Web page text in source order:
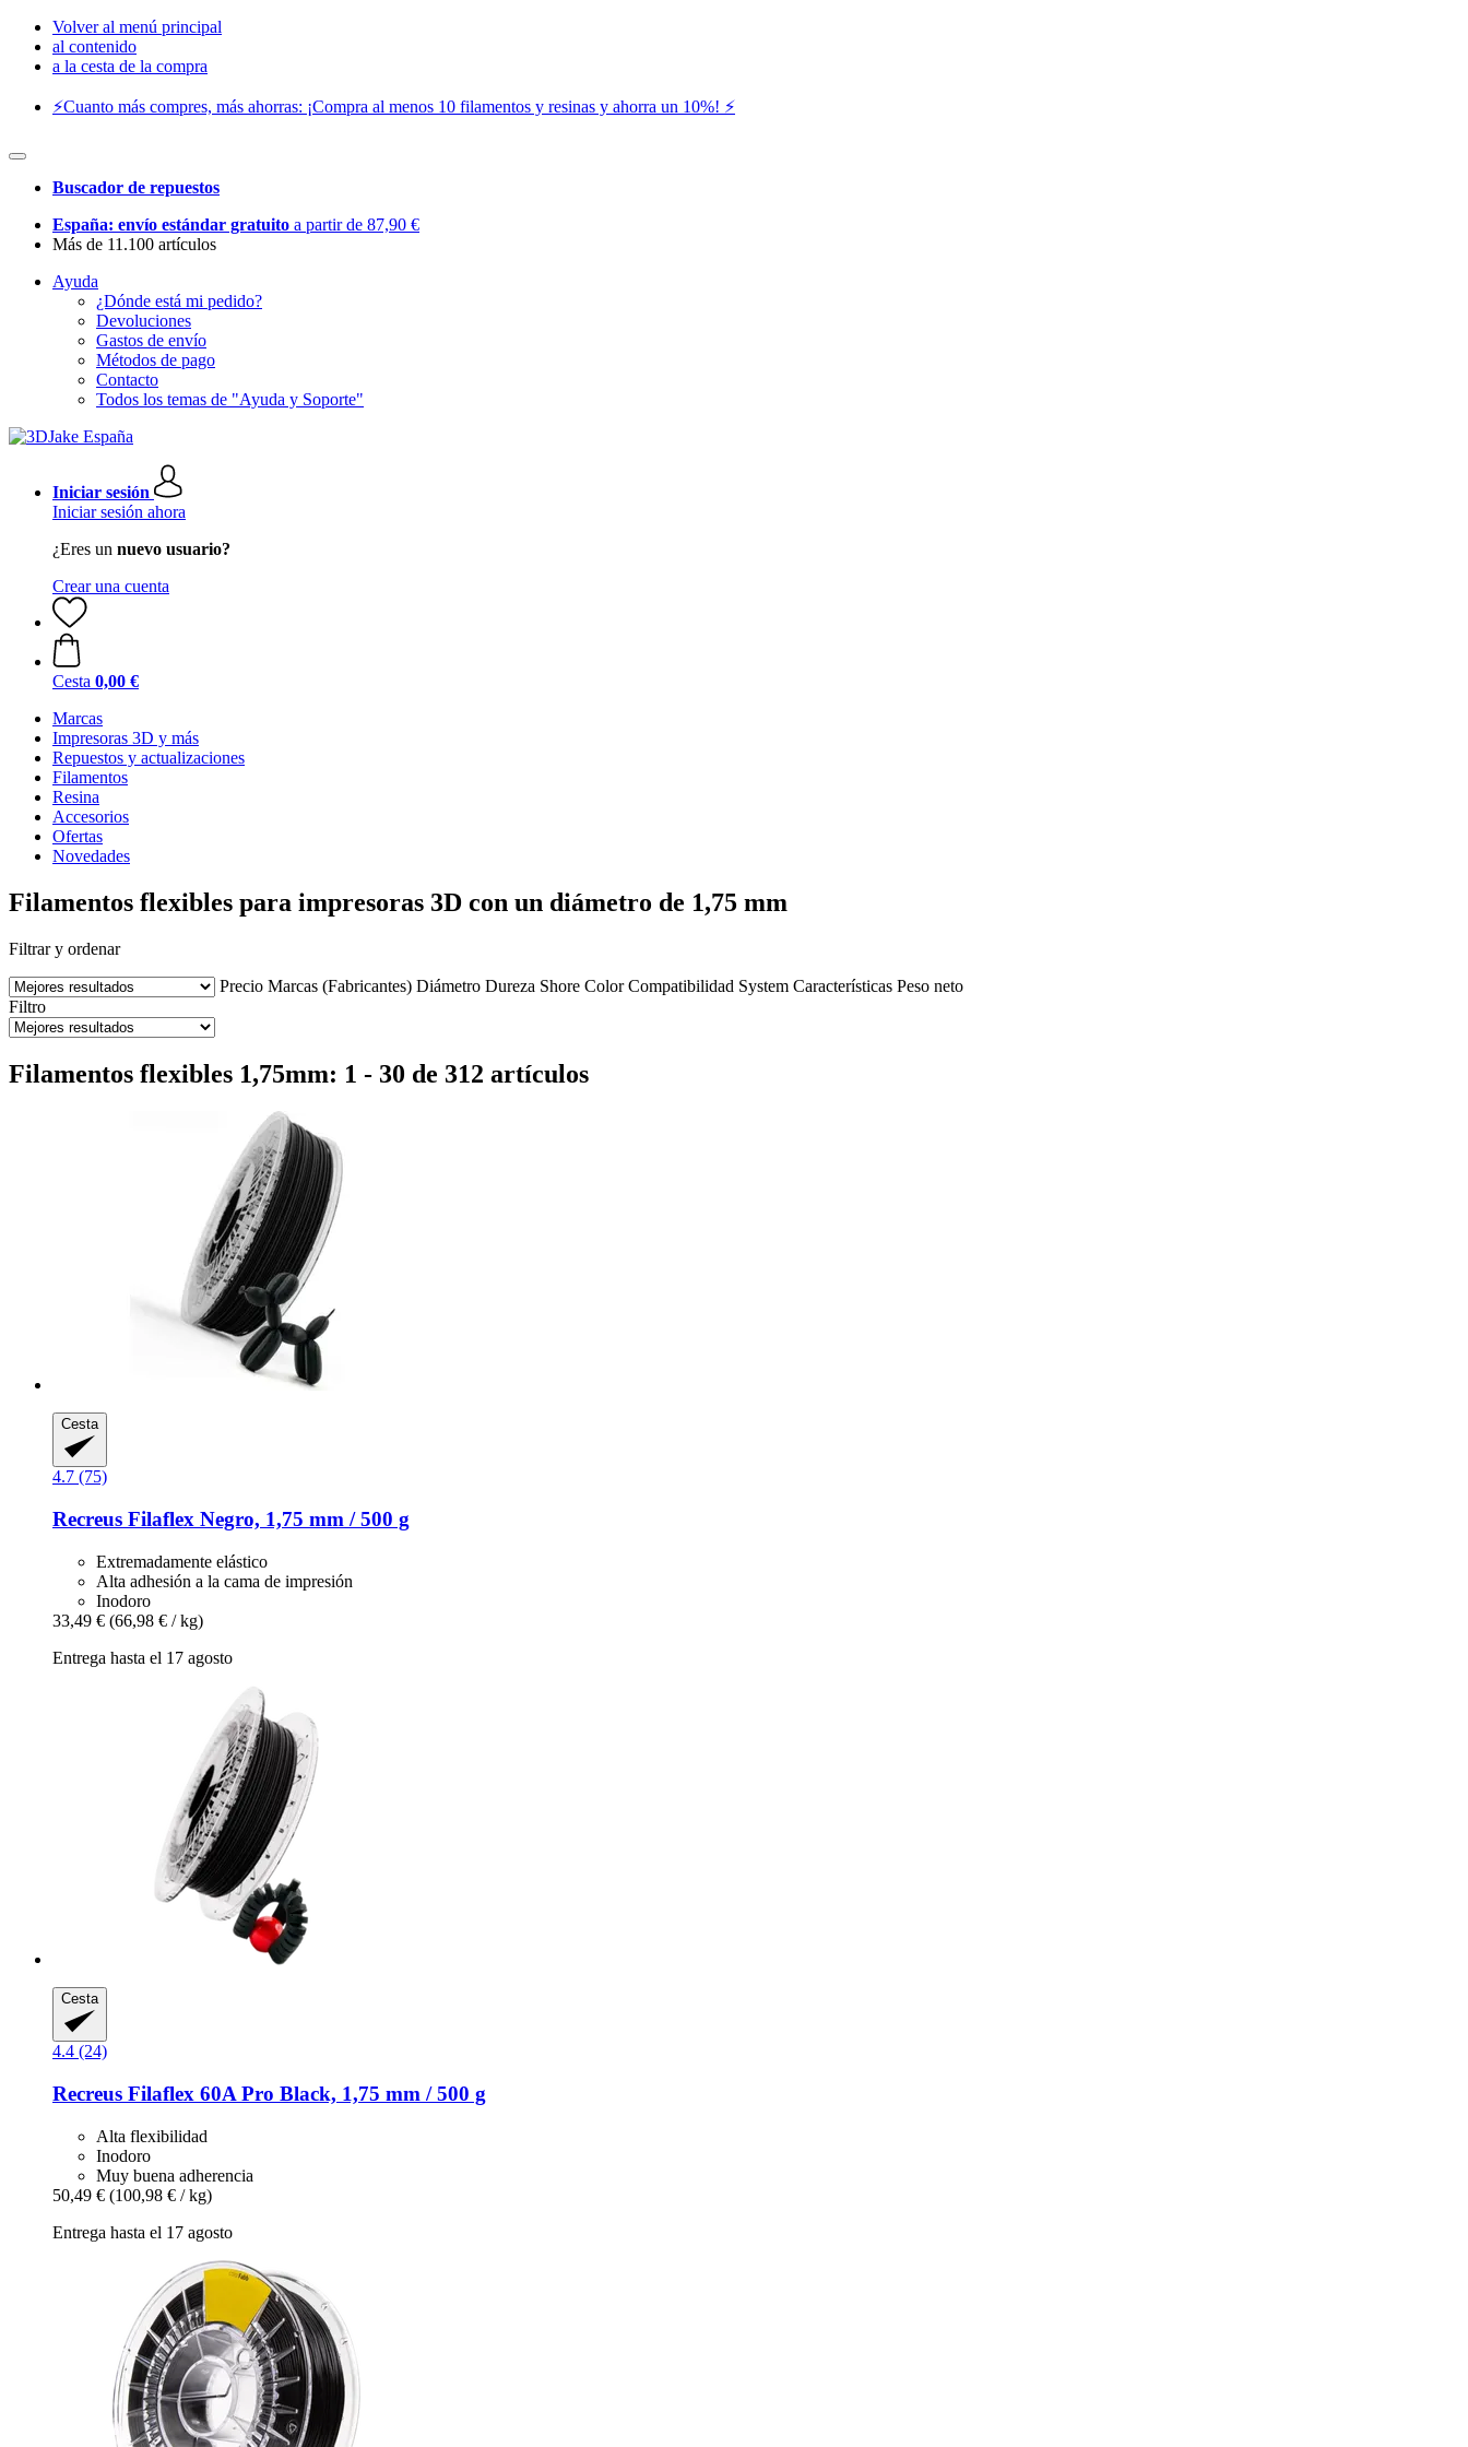
Volver al menú principal
al contenido
a la cesta de la compra
⚡️Cuanto más compres, más ahorras: ¡Compra al menos 10 filamentos y resinas y ahorra un 10%! ⚡️
Buscador de repuestos
España: envío estándar gratuito a partir de 87,90 €
Más de 11.100 artículos
Ayuda
¿Dónde está mi pedido?
Devoluciones
Gastos de envío
Métodos de pago
Contacto
Todos los temas de "Ayuda y Soporte"
Iniciar sesión
Iniciar sesión ahora
¿Eres un nuevo usuario?
Crear una cuenta
Cesta 0,00 €
Marcas
Impresoras 3D y más
Repuestos y actualizaciones
Filamentos
Resina
Accesorios
Ofertas
Novedades
Filamentos flexibles para impresoras 3D con un diámetro de 1,75 mm
Filtrar y ordenar
Precio Marcas (Fabricantes) Diámetro Dureza Shore Color Compatibilidad System Características Peso neto
Filtro
Filamentos flexibles 1,75mm: 1 - 30 de 312 artículos
Cesta
4.7 (75)
Recreus Filaflex Negro, 1,75 mm / 500 g
Extremadamente elástico
Alta adhesión a la cama de impresión
Inodoro
33,49 € (66,98 € / kg)
Entrega hasta el 17 agosto
Cesta
4.4 (24)
Recreus Filaflex 60A Pro Black, 1,75 mm / 500 g
Alta flexibilidad
Inodoro
Muy buena adherencia
50,49 € (100,98 € / kg)
Entrega hasta el 17 agosto